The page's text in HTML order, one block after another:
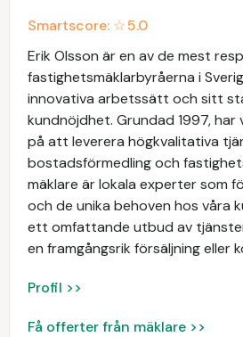
Smartscore: ☆5.0
Erik Olsson är en av de mest
fastighetsmäklarbyråerna i
innovativa arbetssätt och sitt
kundnöjdhet. Grundad 1997,
på att leverera högkvalitativa
bostadsförmedling och
mäklare är lokala experter som
och de unika behoven hos våra
ett omfattande utbud av
en framgångsrik försäljning eller
Profil >>
Få offerter från mäklare >>